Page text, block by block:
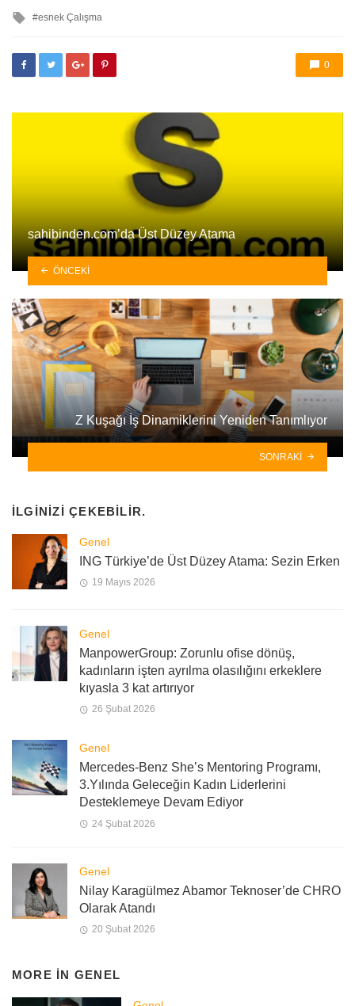
ileesnek Çalışma
0
sahibinden.com’da Üst Düzey Atama
ÖNCEKI
Z Kuşağı İş Dinamiklerini Yeniden Tanımlıyor
SONRAKI
İLGINIZI ÇEKEBILIR.
Genel
ING Türkiye’de Üst Düzey Atama: Sezin Erken
19 Mayıs 2026
Genel
ManpowerGroup: Zorunlu ofise dönüş,
kadınların işten ayrılma olasılığını erkeklere
kıyasla 3 kat artırıyor
26 Şubat 2026
Genel
Mercedes-Benz She’s Mentoring Programı,
3.Yılında Geleceğin Kadın Liderlerini
Desteklemeye Devam Ediyor
24 Şubat 2026
Genel
Nilay Karagülmez Abamor Teknoser’de CHRO
Olarak Atandı
20 Şubat 2026
MORE IN GENEL